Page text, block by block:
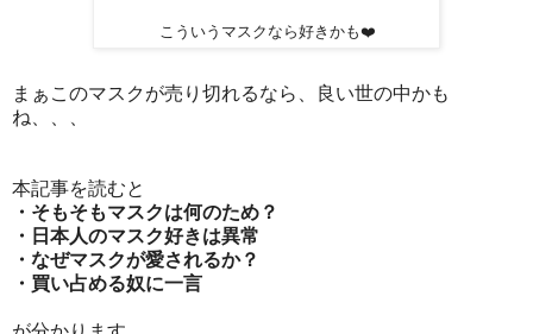
こういうマスクなら好きかも❤️
まぁこのマスクが売り切れるなら、良い世の中かも
ね、、、
本記事を読むと
・そもそもマスクは何のため？
・日本人のマスク好きは異常
・なぜマスクが愛されるか？
・買い占める奴に一言